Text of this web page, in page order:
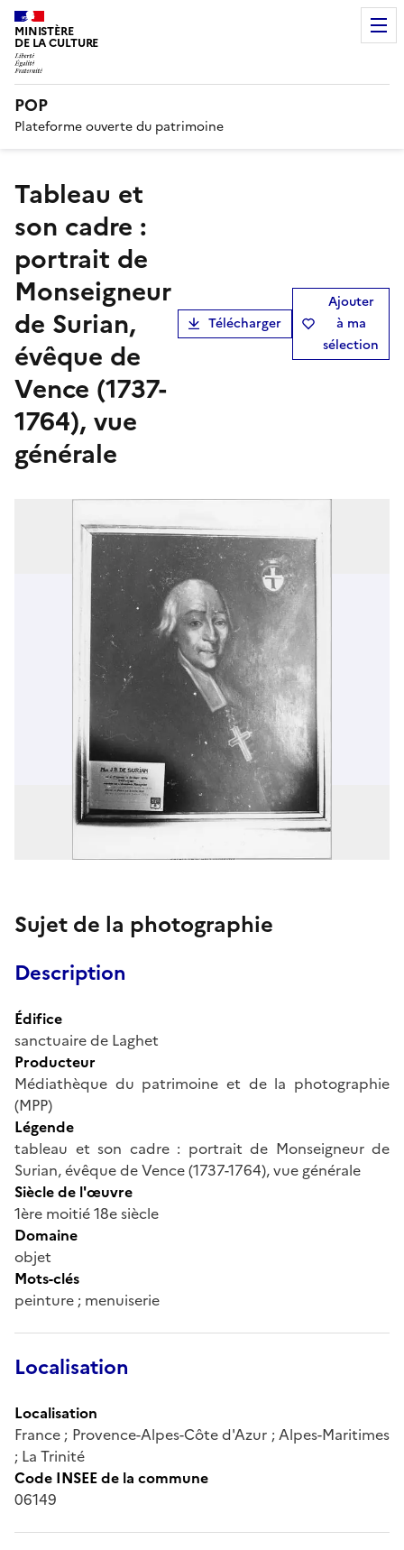
MINISTÈRE
DE LA CULTURE
POP
Plateforme ouverte du patrimoine
tableau et
son cadre :
portrait de
Monseigneur
de Surian,
évêque de
Vence (1737-
1764), vue
générale
Télécharger
Ajouter
à ma
sélection
Sujet de la photographie
Description
Édifice
sanctuaire de Laghet
Producteur
Médiathèque du patrimoine et de la photographie
(MPP)
Légende
tableau et son cadre : portrait de Monseigneur de
Surian, évêque de Vence (1737-1764), vue générale
Siècle de l'œuvre
1ère moitié 18e siècle
Domaine
objet
Mots-clés
peinture ; menuiserie
Localisation
Localisation
France ; Provence-Alpes-Côte d'Azur ; Alpes-Maritimes
; La Trinité
Code INSEE de la commune
06149